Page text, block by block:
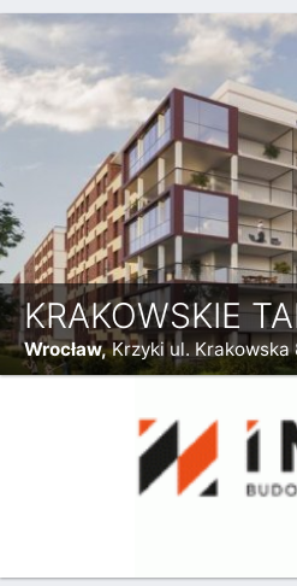
KRAKOWSKIE
Wrocław,Krzyki ul. Krakowska